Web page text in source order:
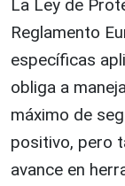
La Ley de
Reglamento
específicas
obliga a
máximo de
positivo, pero
avance en